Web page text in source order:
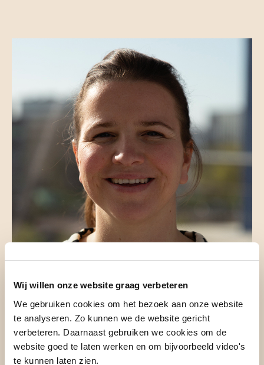
Wij willen onze website graag verbeteren
We gebruiken cookies om het bezoek aan onze website
te analyseren. Zo kunnen we de website gericht
verbeteren. Daarnaast gebruiken we cookies om de
website goed te laten werken en om bijvoorbeeld video's
te kunnen laten zien.
Arts-microbioloog